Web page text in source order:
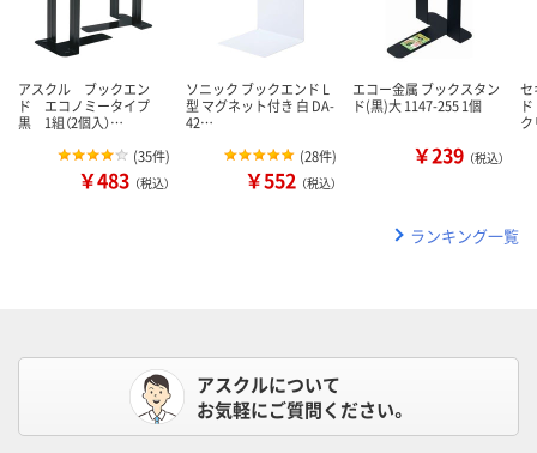
アスクル ブックエン
ド エコノミータイプ
黒 1組（2個入）…
(35件)
￥483 （税込）
ソニック ブックエンド L
型 マグネット付き 白 DA-
42…
(28件)
￥552 （税込）
エコー金属 ブックスタン
ド(黒)大 1147-255 1個
￥239 （税込）
ランキング一覧
アスクルについて
お気軽にご質問ください。